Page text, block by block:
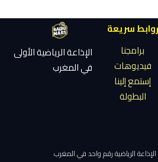
روابط سريعة
برامجنا
فيديوهات
إستمع إلينا
البطولة
الإذاعة الرياضية الأولى
في المغرب